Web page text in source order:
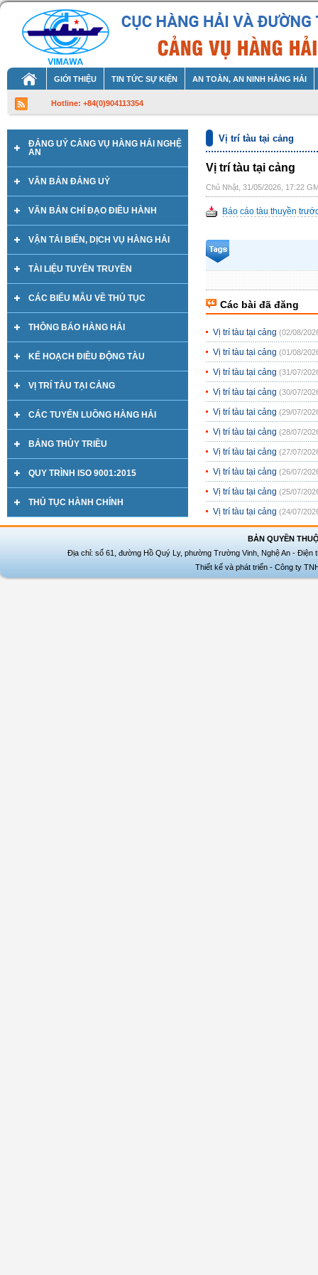
GIỚI THIỆU TIN TỨC SỰ KIỆN AN TOÀN, AN NINH HÀNG HẢI
Hotline: +84(0)904113354
ĐẢNG UỶ CẢNG VỤ HÀNG HẢI NGHỆ
AN
VĂN BẢN ĐẢNG UỶ
VĂN BẢN CHỈ ĐẠO ĐIỀU HÀNH
VẬN TẢI BIỂN, DỊCH VỤ HÀNG HẢI
TÀI LIỆU TUYÊN TRUYỀN
CÁC BIỂU MẪU VỀ THỦ TỤC
THÔNG BÁO HÀNG HẢI
KẾ HOẠCH ĐIỀU ĐỘNG TÀU
VỊ TRÍ TÀU TẠI CẢNG
CÁC TUYẾN LUỒNG HÀNG HẢI
BẢNG THỦY TRIỀU
QUY TRÌNH ISO 9001:2015
THỦ TỤC HÀNH CHÍNH
Vị trí tàu tại cảng
Vị trí tàu tại cảng
Chủ Nhật, 31/05/2026, 17:22
Báo cáo tàu thuyền
Các bài đã đăng
Vị trí tàu tại cảng (02/08/
Vị trí tàu tại cảng (01/08/
Vị trí tàu tại cảng (31/07/
Vị trí tàu tại cảng (30/07/
Vị trí tàu tại cảng (29/07/
Vị trí tàu tại cảng (28/07/
Vị trí tàu tại cảng (27/07/
Vị trí tàu tại cảng (26/07/
Vị trí tàu tại cảng (25/07/
Vị trí tàu tại cảng (24/07/
BẢN QUYỀN
Địa chỉ: số 61, đường Hồ Quý Ly, phường Trường Vinh, Nghệ An - Điện
Thiết kế và phát triển - Công ty